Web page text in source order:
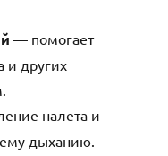
— помогает
и других
налета и
дыханию.